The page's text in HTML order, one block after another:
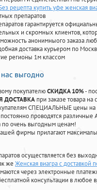
рецепта купить уфе женская
препаратов
гарантируется
и скромных клиентов,
анонимныого заказа
доставка курьером по
регионы 1м классом
нас выгодно
покупателюСКИДКА 10%-
ДОСТАВКА при заказе товара
СПЕЦИАЛЬНЫЕ цены на
постоянно проводятся
очень выгодным ценам!
фирмы прилагают
осуществляется без
же Женская виагра с доставкой
через электронные
консультации в любое